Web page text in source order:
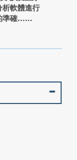
析軟體進行
準確...